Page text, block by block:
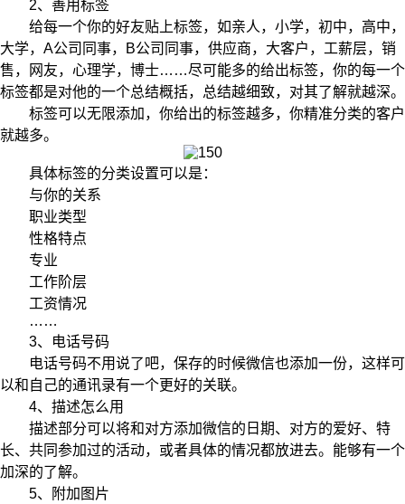
2、善用标签
给每一个你的好友贴上标签，如亲人，小学，初中，高中，
大学，A公司同事，B公司同事，供应商，大客户，工薪层，销
售，网友，心理学，博士……尽可能多的给出标签，你的每一个
标签都是对他的一个总结概括，总结越细致，对其了解就越深。
标签可以无限添加，你给出的标签越多，你精准分类的客户
就越多。
具体标签的分类设置可以是：
与你的关系
职业类型
性格特点
专业
工作阶层
工资情况
……
3、电话号码
电话号码不用说了吧，保存的时候微信也添加一份，这样可
以和自己的通讯录有一个更好的关联。
4、描述怎么用
描述部分可以将和对方添加微信的日期、对方的爱好、特
长、共同参加过的活动，或者具体的情况都放进去。能够有一个
加深的了解。
5、附加图片